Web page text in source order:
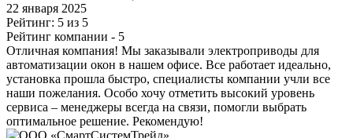
22 января 2025
Рейтинг: 5 из 5
Рейтинг компании - 5
Отличная компания! Мы заказывали электроприводы для
автоматизации окон в нашем офисе. Все работает идеально,
установка прошла быстро, специалисты компании учли все
наши пожелания. Особо хочу отметить высокий уровень
сервиса – менеджеры всегда на связи, помогли выбрать
оптимальное решение. Рекомендую!